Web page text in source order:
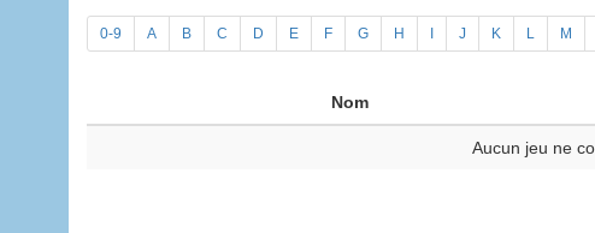
0-9 A B C D E F G H J K L M
Nom
Aucun jeu ne